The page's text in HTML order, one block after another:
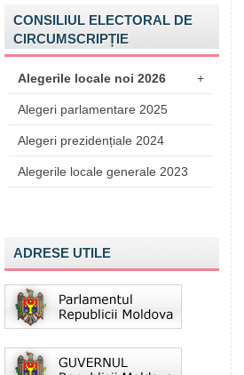
CONSILIUL ELECTORAL DE
CIRCUMSCRIPȚIE
Alegerile locale noi 2026 +
Alegeri parlamentare 2025
Alegeri prezidențiale 2024
Alegerile locale generale 2023
ADRESE UTILE